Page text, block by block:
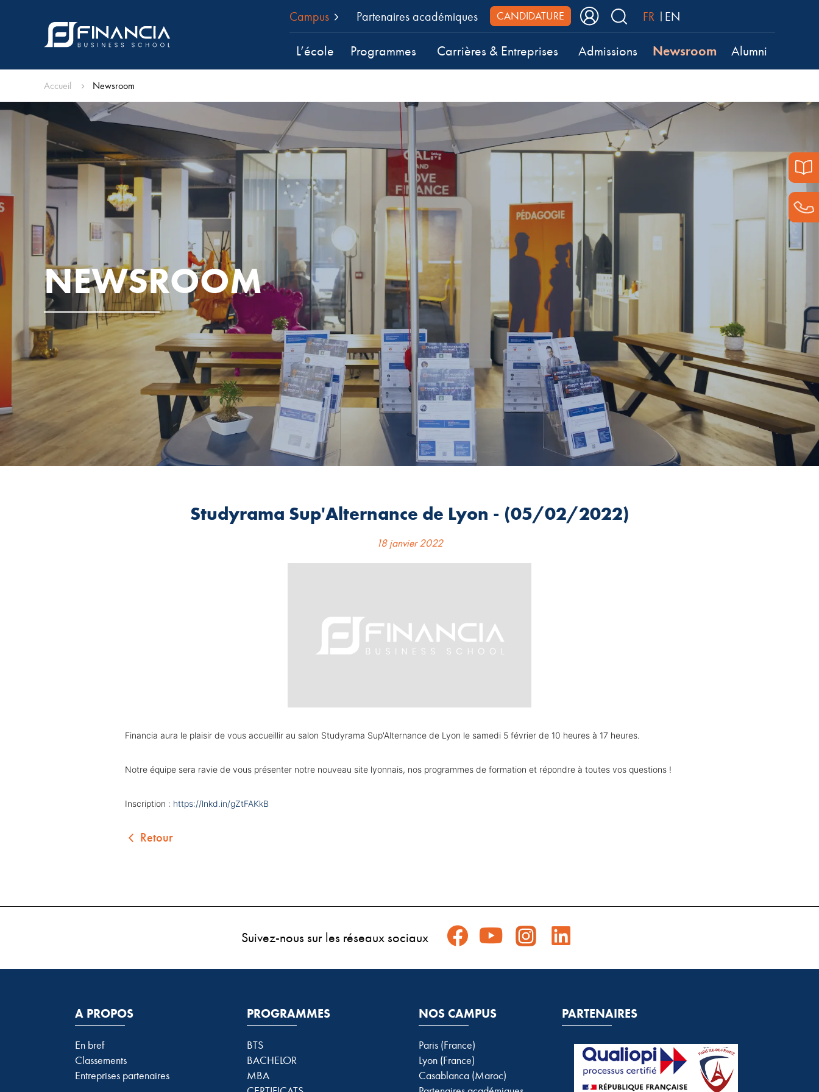
Campus Partenaires académiques CANDIDATURE FR EN
L’école Programmes Carrières & Entreprises Admissions Newsroom Alumni
Accueil Newsroom
NEWSROOM
Studyrama Sup'Alternance de Lyon - (05/02/2022)
18 janvier 2022
Financia aura le plaisir de vous accueillir au salon Studyrama Sup'Alternance de Lyon le samedi 5 février de 10 heures à 17 heures.
Notre équipe sera ravie de vous présenter notre nouveau site lyonnais, nos programmes de formation et répondre à toutes vos questions !
Inscription : https://lnkd.in/gZtFAKkB
Retour
Suivez-nous sur les réseaux sociaux
A PROPOS
En bref
Classements
Entreprises partenaires
PROGRAMMES
BTS
BACHELOR
MBA
NOS CAMPUS
Paris (France)
Lyon (France)
Casablanca (Maroc)
PARTENAIRES